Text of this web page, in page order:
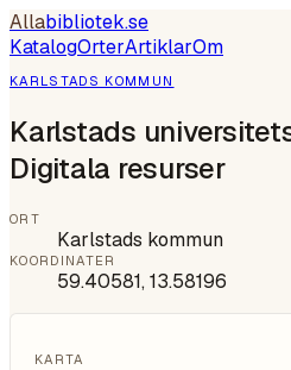
Allabibliotek.se
KatalogOrterArtiklarOm
KARLSTADS KOMMUN
Karlstads
Digitala resurser
ORT
Karlstads kommun
KOORDINATER
59.40581,13.58196
KARTA